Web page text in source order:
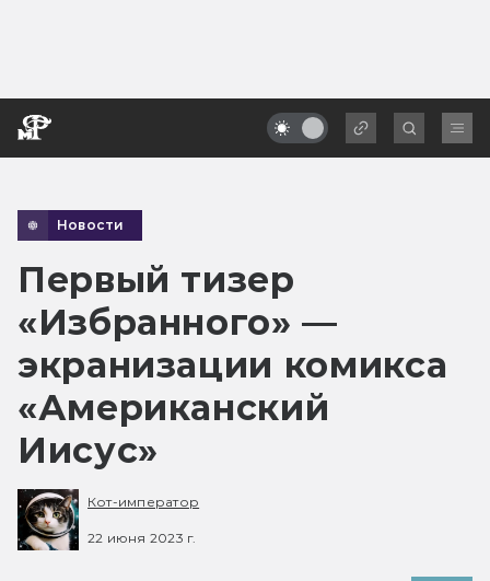
Новости
Первый тизер
«Избранного» —
экранизации комикса
«Американский
Иисус»
Кот-император
22 июня 2023 г.